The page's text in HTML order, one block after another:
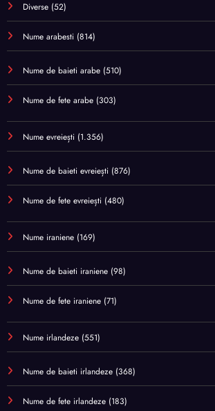
Diverse (52)
Nume arabesti (814)
Nume de baieti arabe (510)
Nume de fete arabe (303)
Nume evreiești (1.356)
Nume de baieti evreiești (876)
Nume de fete evreiești (480)
Nume iraniene (169)
Nume de baieti iraniene (98)
Nume de fete iraniene (71)
Nume irlandeze (551)
Nume de baieti irlandeze (368)
Nume de fete irlandeze (183)